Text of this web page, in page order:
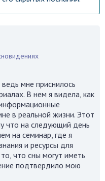
мне приснилось
В нем я видела, как
в реальной жизни. Этот
что на следующий день
на семинар, где я
и ресурсы для
что сны могут иметь
подтвердило мою